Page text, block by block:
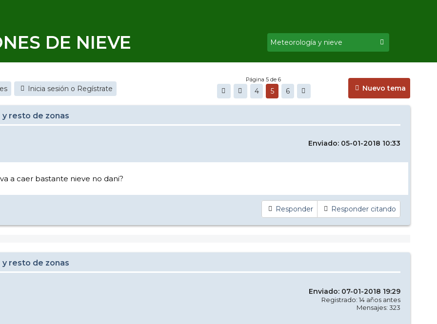
DE NIEVE
Nuevo tema
Inicia sesión o Regístrate
Página 5 de 6
4 5 6
y resto de zonas
Enviado: 05-01-2018 10:33
a caer bastante nieve no dani?
Responder Responder citando
y resto de zonas
Enviado: 07-01-2018 19:29
Registrado: 14 años antes
Mensajes: 323